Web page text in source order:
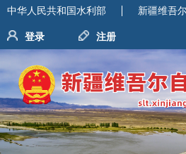
中华人民共和国水利部 新疆维吾
登录 注册